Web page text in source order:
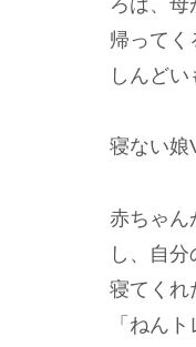
帰ってく
しんどい
寝ない娘
赤ちゃん
し、自
寝てくれ
「ねん